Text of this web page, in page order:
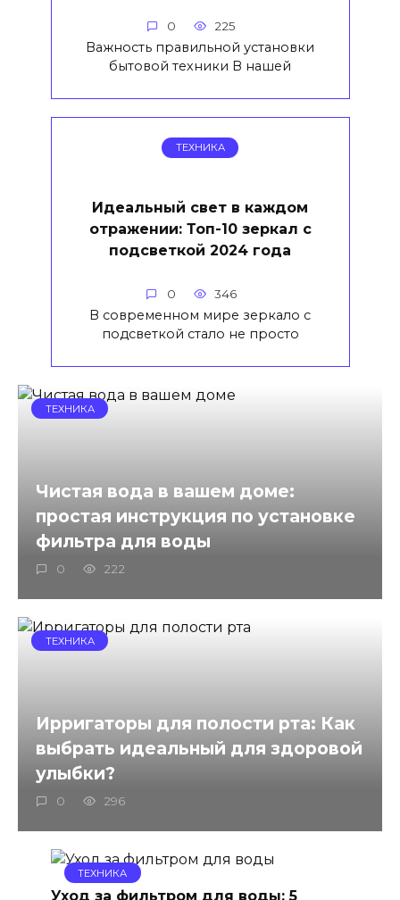
0 225
Важность правильной установки
бытовой техники В нашей
ТЕХНИКА
Идеальный свет в каждом
отражении: Топ-10 зеркал с
подсветкой 2024 года
0 346
В современном мире зеркало с
подсветкой стало не просто
ТЕХНИКА
Чистая вода в вашем доме:
простая инструкция по установке
фильтра для воды
0 222
ТЕХНИКА
Ирригаторы для полости рта: Как
выбрать идеальный для здоровой
улыбки?
0 296
ТЕХНИКА
Уход за фильтром для воды: 5